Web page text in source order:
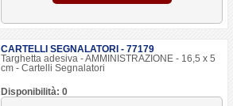
CARTELLI SEGNALATORI - 77179
Targhetta adesiva - AMMINISTRAZIONE - 16,5 x 5
cm - Cartelli Segnalatori
Disponibilità: 0